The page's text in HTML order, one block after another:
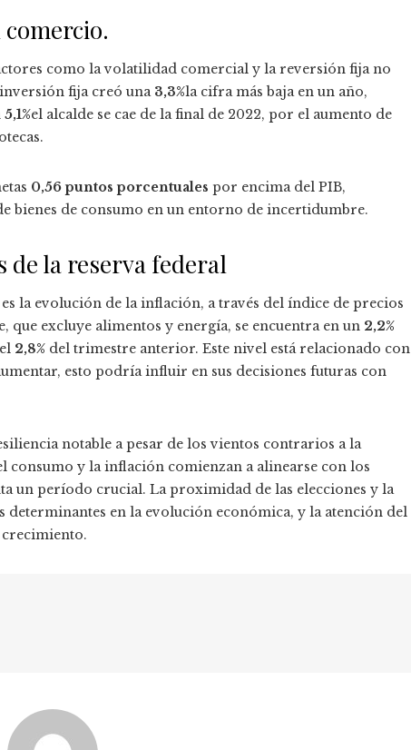
como la volatilidad comercial y la reversión fija no
fija creó una 3,3%la cifra más baja en un año,
5,1%el alcalde se cae de la final de 2022, por el aumento de
0,56 puntos porcentuales por encima del PIB,
bienes de consumo en un entorno de incertidumbre.
de la reserva federal
la evolución de la inflación, a través del índice de precios
que excluye alimentos y energía, se encuentra en un 2,2%
2,8% del trimestre anterior. Este nivel está relacionado con
esto podría influir en sus decisiones futuras con
notable a pesar de los vientos contrarios a la
y la inflación comienzan a alinearse con los
un período crucial. La proximidad de las elecciones y la
en la evolución económica, y la atención del
crecimiento.